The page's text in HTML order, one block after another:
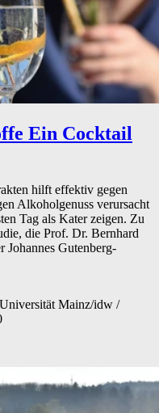
Ein Cocktail
hilft effektiv gegen
Alkoholgenuss verursacht
Tag als Kater zeigen. Zu
die Prof. Dr. Bernhard
Johannes Gutenberg-
Mainz/idw /